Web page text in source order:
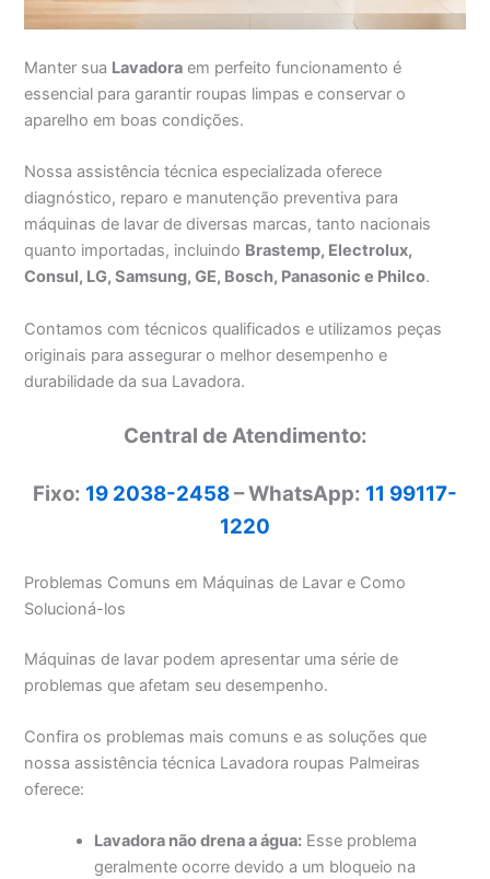
Manter sua Lavadora em perfeito funcionamento é
essencial para garantir roupas limpas e conservar o
aparelho em boas condições.
Nossa assistência técnica especializada oferece
diagnóstico, reparo e manutenção preventiva para
máquinas de lavar de diversas marcas, tanto nacionais
quanto importadas, incluindo Brastemp, Electrolux,
Consul, LG, Samsung, GE, Bosch, Panasonic e Philco.
Contamos com técnicos qualificados e utilizamos peças
originais para assegurar o melhor desempenho e
durabilidade da sua Lavadora.
Central de Atendimento:
Fixo: 19 2038-2458– WhatsApp: 11 99117-
1220
Problemas Comuns em Máquinas de Lavar e Como
Solucioná-los
Máquinas de lavar podem apresentar uma série de
problemas que afetam seu desempenho.
Confira os problemas mais comuns e as soluções que
nossa assistência técnica Lavadora roupas Palmeiras
oferece:
Lavadora não drena a água: Esse problema
geralmente ocorre devido a um bloqueio na